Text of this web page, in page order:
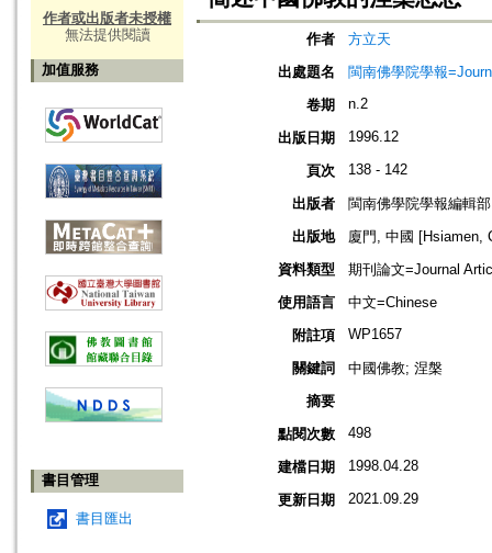
作者或出版者未授權
無法提供閱讀
加值服務
書目管理
書目匯出
作者
方立天
出處題名
閩南佛學院學報
卷期
n.2
出版日期 1996.12
頁次 138 - 142
出版者
閩南佛學院學報編輯部
出版地
廈門, 中國 [Hsiamen,
資料類型
期刊論文=Journal
使用語言
中文=Chinese
附註項
WP1657
關鍵詞
中國佛教; 涅槃
摘要
點閱次數
498
建檔日期 1998.04.28
更新日期 2021.09.29